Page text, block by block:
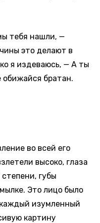
тебя нашли, —
это делают в
я издеваюсь, — А ты
обижайся братан.
во всей его
высоко, глаза
губы
Это лицо было
изумленный
картину